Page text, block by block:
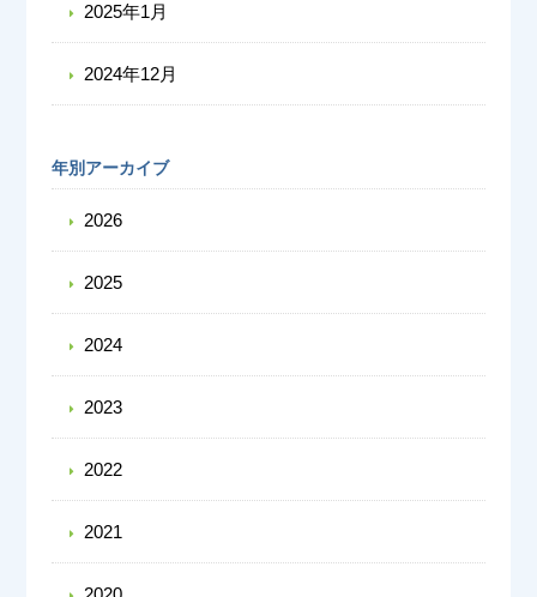
2025年1月
2024年12月
年別アーカイブ
2026
2025
2024
2023
2022
2021